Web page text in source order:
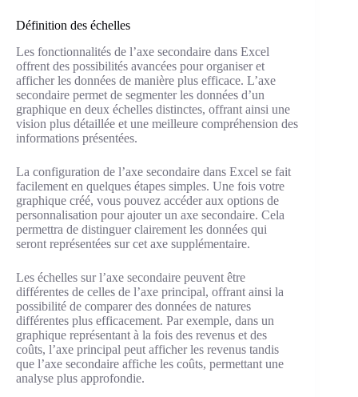
Définition des échelles
Les fonctionnalités de l’axe secondaire dans Excel
offrent des possibilités avancées pour organiser et
afficher les données de manière plus efficace. L’axe
secondaire permet de segmenter les données d’un
graphique en deux échelles distinctes, offrant ainsi une
vision plus détaillée et une meilleure compréhension des
informations présentées.
La configuration de l’axe secondaire dans Excel se fait
facilement en quelques étapes simples. Une fois votre
graphique créé, vous pouvez accéder aux options de
personnalisation pour ajouter un axe secondaire. Cela
permettra de distinguer clairement les données qui
seront représentées sur cet axe supplémentaire.
Les échelles sur l’axe secondaire peuvent être
différentes de celles de l’axe principal, offrant ainsi la
possibilité de comparer des données de natures
différentes plus efficacement. Par exemple, dans un
graphique représentant à la fois des revenus et des
coûts, l’axe principal peut afficher les revenus tandis
que l’axe secondaire affiche les coûts, permettant une
analyse plus approfondie.